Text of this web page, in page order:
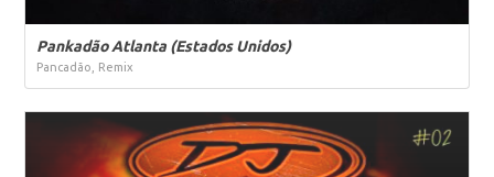
Pankadão Atlanta (Estados Unidos)
Pancadão, Remix